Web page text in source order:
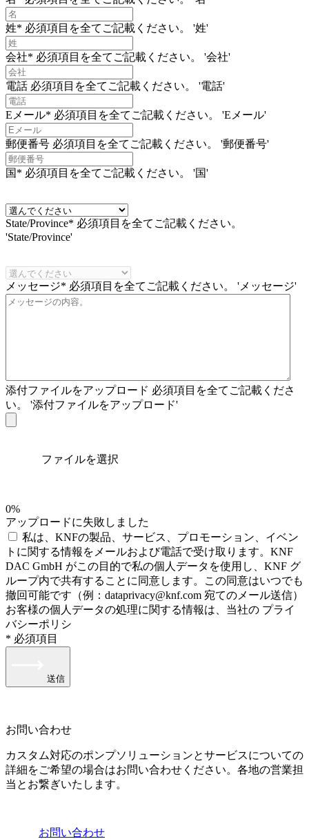
姓* 必須項目を全てご記載ください。 '姓'
会社* 必須項目を全てご記載ください。 '会社'
電話 必須項目を全てご記載ください。 '電話'
Eメール* 必須項目を全てご記載ください。 'Eメール'
郵便番号 必須項目を全てご記載ください。 '郵便番号'
国* 必須項目を全てご記載ください。 '国'
State/Province* 必須項目を全てご記載ください。
'State/Province'
メッセージ* 必須項目を全てご記載ください。 'メッセージ'
添付ファイルをアップロード 必須項目を全てご記載くださ
い。 '添付ファイルをアップロード'
ファイルを選択
0%
アップロードに失敗しました
私は、KNFの製品、サービス、プロモーション、イベン
トに関する情報をメールおよび電話で受け取ります。KNF
DAC GmbH がこの目的で私の個人データを使用し、KNF グ
ループ内で共有することに同意します。この同意はいつでも
撤回可能です（例：dataprivacy@knf.com 宛てのメール送信）
お客様の個人データの処理に関する情報は、当社の プライ
バシーポリシ
* 必須項目
送信
お問い合わせ
カスタム対応のポンプソリューションとサービスについての
詳細をご希望の場合はお問い合わせください。各地の営業担
当とお繋ぎいたします。
お問い合わせ